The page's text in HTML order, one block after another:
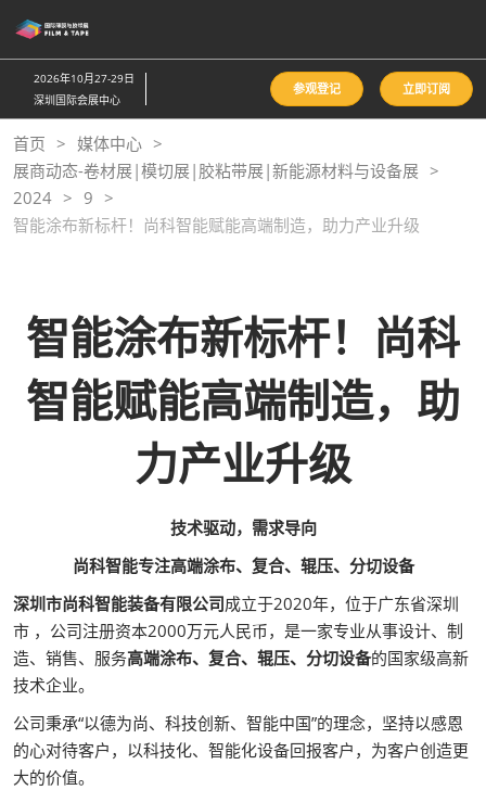
接
跳
至
内
容
2026年10月27-29日
深圳国际会展中心
参观登记 立即订阅
首页
媒体中心
展商动态-卷材展|模切展|胶粘带展|新能源材料与设备展
2024
9
智能涂布新标杆！尚科智能赋能高端制造，助力产业升级
智能涂布新标杆！尚科
智能赋能高端制造，助
力产业升级
技术驱动，需求导向
尚科智能专注高端涂布、复合、辊压、分切设备
深圳市尚科智能装备有限公司成立于2020年，位于广东省深圳
市 ，公司注册资本2000万元人民币，是一家专业从事设计、制
造、销售、服务高端涂布、复合、辊压、分切设备的国家级高新
技术企业。
公司秉承“以德为尚、科技创新、智能中国”的理念，坚持以感恩
的心对待客户，以科技化、智能化设备回报客户，为客户创造更
大的价值。